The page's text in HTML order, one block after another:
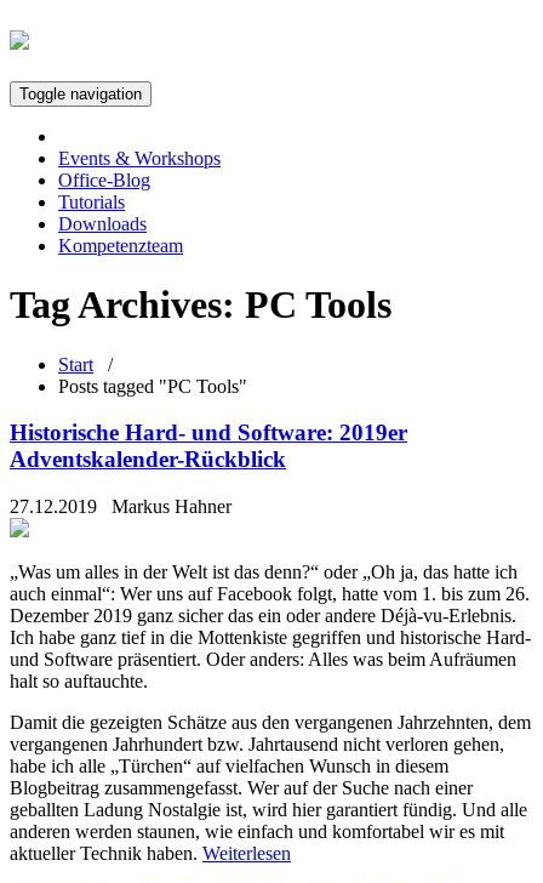
Toggle navigation
Events & Workshops
Office-Blog
Tutorials
Downloads
Kompetenzteam
Tag Archives: PC Tools
Start /
Posts tagged "PC Tools"
Historische Hard- und Software: 2019er
Adventskalender-Rückblick
27.12.2019 Markus Hahner
„Was um alles in der Welt ist das denn?“ oder „Oh ja, das hatte ich
auch einmal“: Wer uns auf Facebook folgt, hatte vom 1. bis zum 26.
Dezember 2019 ganz sicher das ein oder andere Déjà-vu-Erlebnis.
Ich habe ganz tief in die Mottenkiste gegriffen und historische Hard-
und Software präsentiert. Oder anders: Alles was beim Aufräumen
halt so auftauchte.
Damit die gezeigten Schätze aus den vergangenen Jahrzehnten, dem
vergangenen Jahrhundert bzw. Jahrtausend nicht verloren gehen,
habe ich alle „Türchen“ auf vielfachen Wunsch in diesem
Blogbeitrag zusammengefasst. Wer auf der Suche nach einer
geballten Ladung Nostalgie ist, wird hier garantiert fündig. Und alle
anderen werden staunen, wie einfach und komfortabel wir es mit
aktueller Technik haben. Weiterlesen